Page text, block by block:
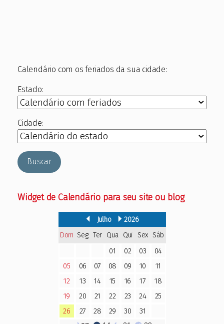
Calendário com os feriados da sua cidade:
Estado:
Cidade:
Buscar
Widget de Calendário para seu site ou blog